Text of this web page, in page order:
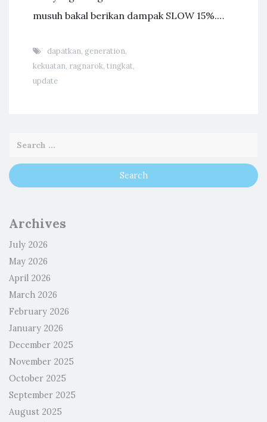
musuh bakal berikan dampak SLOW 15%.…
dapatkan, generation,
kekuatan, ragnarok, tingkat,
update
Archives
July 2026
May 2026
April 2026
March 2026
February 2026
January 2026
December 2025
November 2025
October 2025
September 2025
August 2025